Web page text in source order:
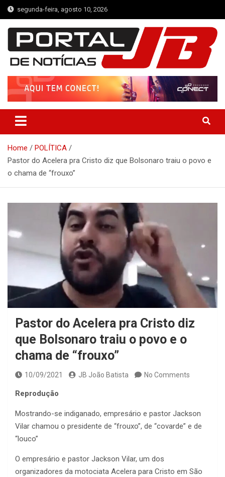
Skip
to
content
segunda-feira, agosto 10, 2026
Portal de Notícias JB
Notícias de Simplício Mendes e Região
Home
POLÍTICA
Pastor do Acelera pra Cristo diz que Bolsonaro traiu o povo e
o chama de “frouxo”
Pastor do Acelera pra Cristo diz
que Bolsonaro traiu o povo e o
chama de “frouxo”
10/09/2021 JB João Batista No Comments
Reprodução
Mostrando-se indiganado, empresário e pastor Jackson
Vilar chamou o presidente de “frouxo”, de “covarde” e de
“louco”
O empresário e pastor Jackson Vilar, um dos
organizadores da motociata Acelera para Cristo em São